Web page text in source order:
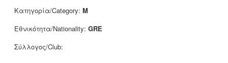
Κατηγορία/Category: M
Εθνικότητα/Nationality: GRE
Σύλλογος/Club: